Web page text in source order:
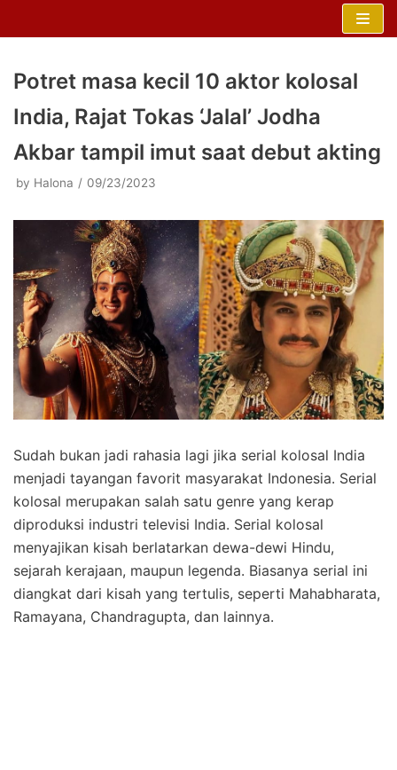
Potret masa kecil 10 aktor kolosal
India, Rajat Tokas ‘Jalal’ Jodha
Akbar tampil imut saat debut akting
by Halona 09/23/2023
Sudah bukan jadi rahasia lagi jika serial kolosal India
menjadi tayangan favorit masyarakat Indonesia. Serial
kolosal merupakan salah satu genre yang kerap
diproduksi industri televisi India. Serial kolosal
menyajikan kisah berlatarkan dewa-dewi Hindu,
sejarah kerajaan, maupun legenda. Biasanya serial ini
diangkat dari kisah yang tertulis, seperti Mahabharata,
Ramayana, Chandragupta, dan lainnya.